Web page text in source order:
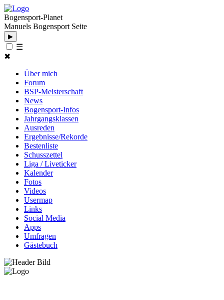
Bogensport-Planet
Manuels Bogensport Seite
▶
☰
✖
Über mich
Forum
BSP-Meisterschaft
News
Bogensport-Infos
Jahrgangsklassen
Ausreden
Ergebnisse/Rekorde
Bestenliste
Schusszettel
Liga / Liveticker
Kalender
Fotos
Videos
Usermap
Links
Social Media
Apps
Umfragen
Gästebuch